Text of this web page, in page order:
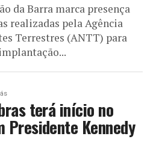
da Barra marca presença
realizadas pela Agência
Terrestres (ANTT) para
terá início no
Presidente Kennedy